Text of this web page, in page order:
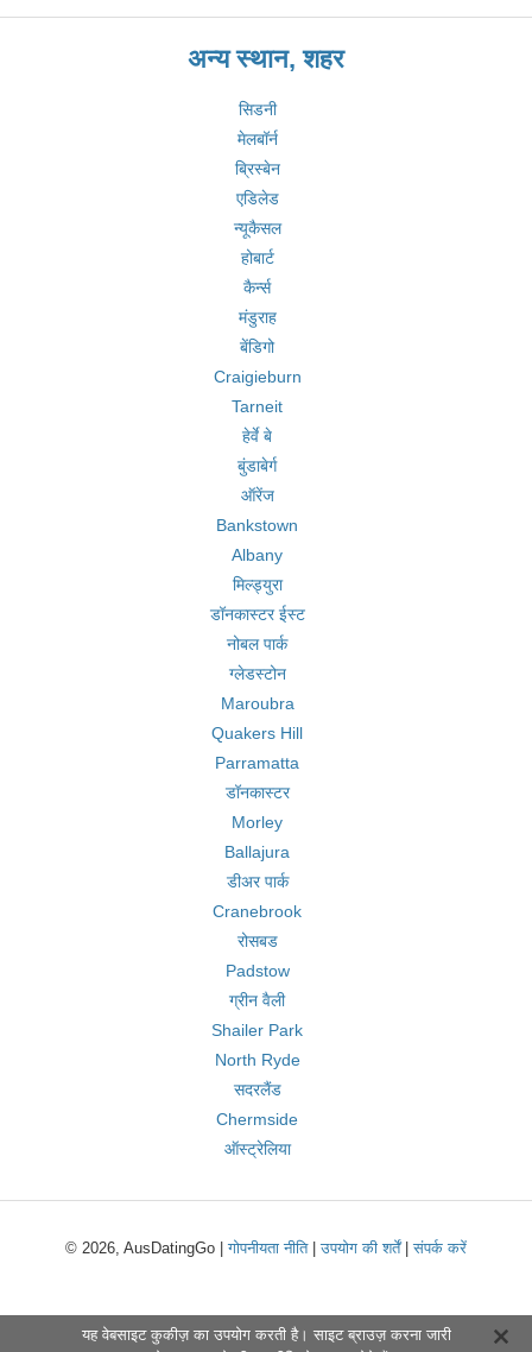
अन्य स्थान, शहर
सिडनी
मेलबॉर्न
ब्रिस्बेन
एडिलेड
न्यूकैसल
होबार्ट
कैर्न्स
मंडुराह
बेंडिगो
Craigieburn
Tarneit
हेर्वे बे
बुंडाबेर्ग
ऑरेंज
Bankstown
Albany
मिल्ड्युरा
डॉनकास्टर ईस्ट
नोबल पार्क
ग्लेडस्टोन
Maroubra
Quakers Hill
Parramatta
डॉनकास्टर
Morley
Ballajura
डीअर पार्क
Cranebrook
रोसबड
Padstow
ग्रीन वैली
Shailer Park
North Ryde
सदरलैंड
Chermside
ऑस्ट्रेलिया
© 2026, AusDatingGo |गोपनीयता नीति|उपयोग की शर्तें|संपर्क करें
यह वेबसाइट कुकीज़ का उपयोग करती है। साइट ब्राउज़ करना जारी